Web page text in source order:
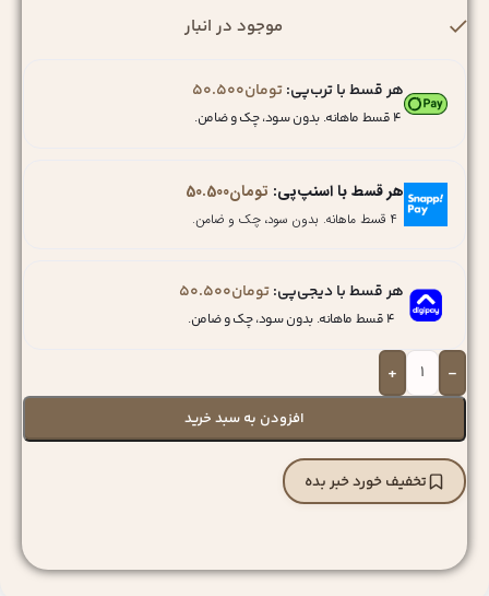
موجود در انبار
هر قسط با ترب‌پی:تومان50.500
۴ قسط ماهانه. بدون سود، چک و ضامن.
هر قسط با اسنپ‌پی: تومان50.500
۴ قسط ماهانه. بدون سود، چک و ضامن.
هر قسط با دیجی‌پی:تومان50.500
۴ قسط ماهانه. بدون سود، چک و ضامن.
-
+
افزودن به سبد خرید
تخفیف خورد خبر بده